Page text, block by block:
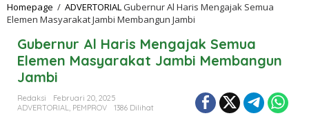
Homepage / ADVERTORIALGubernur Al Haris Mengajak Semua
Elemen Masyarakat Jambi Membangun Jambi
Gubernur Al Haris Mengajak Semua
Elemen Masyarakat Jambi Membangun
Jambi
Redaksi
Februari 20, 2025
ADVERTORIAL, PEMPROV 1386 Dilihat